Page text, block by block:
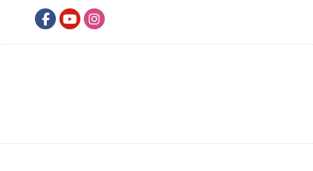
FacebookYoutube